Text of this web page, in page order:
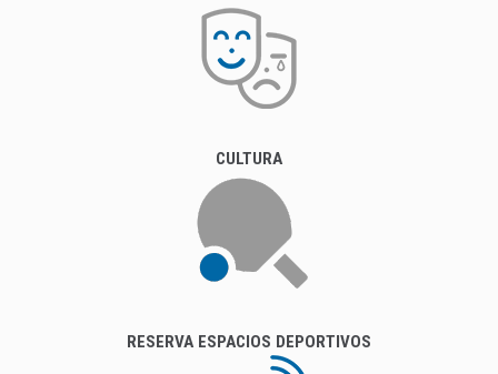
CULTURA
RESERVA ESPACIOS DEPORTIVOS